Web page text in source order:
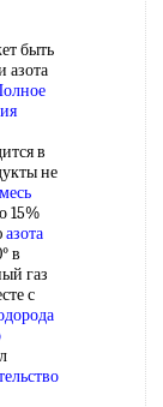
быть
азота
в
не
15%
азота
в
газ
с